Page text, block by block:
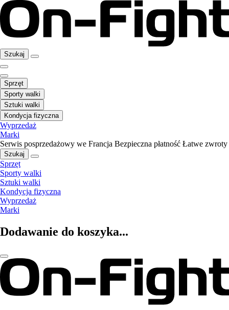
Szukaj
Sprzęt
Sporty walki
Sztuki walki
Kondycja fizyczna
Wyprzedaż
Marki
Serwis posprzedażowy we Francja Bezpieczna płatność Łatwe zwroty
Szukaj
Sprzęt
Sporty walki
Sztuki walki
Kondycja fizyczna
Wyprzedaż
Marki
Dodawanie do koszyka...